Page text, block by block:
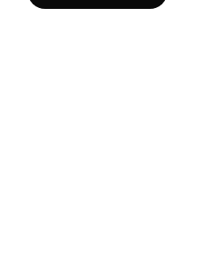
família. Vinda de